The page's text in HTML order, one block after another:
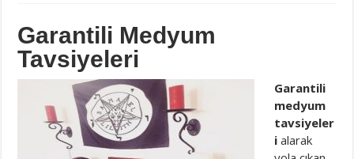
Garantili Medyum
Tavsiyeleri
Garantili
medyum
tavsiyeler
i alarak